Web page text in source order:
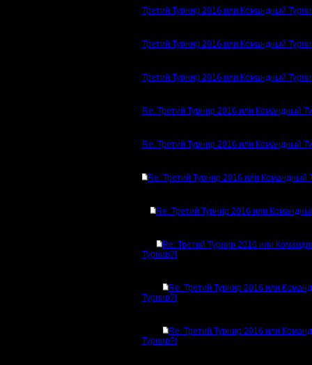
Третий Турнир 2016 или Командный
Третий Турнир 2016 или Командный
Третий Турнир 2016 или Командный
Re: Третий Турнир 2016 или Командный
Re: Третий Турнир 2016 или Командный
Re: Третий Турнир 2016 или Командный
Re: Третий Турнир 2016 или
Re: Третий Турнир 2016 или
Турнир?!
Re: Третий Турнир 2016 или
Турнир?!
Re: Третий Турнир 2016 или
Турнир?!